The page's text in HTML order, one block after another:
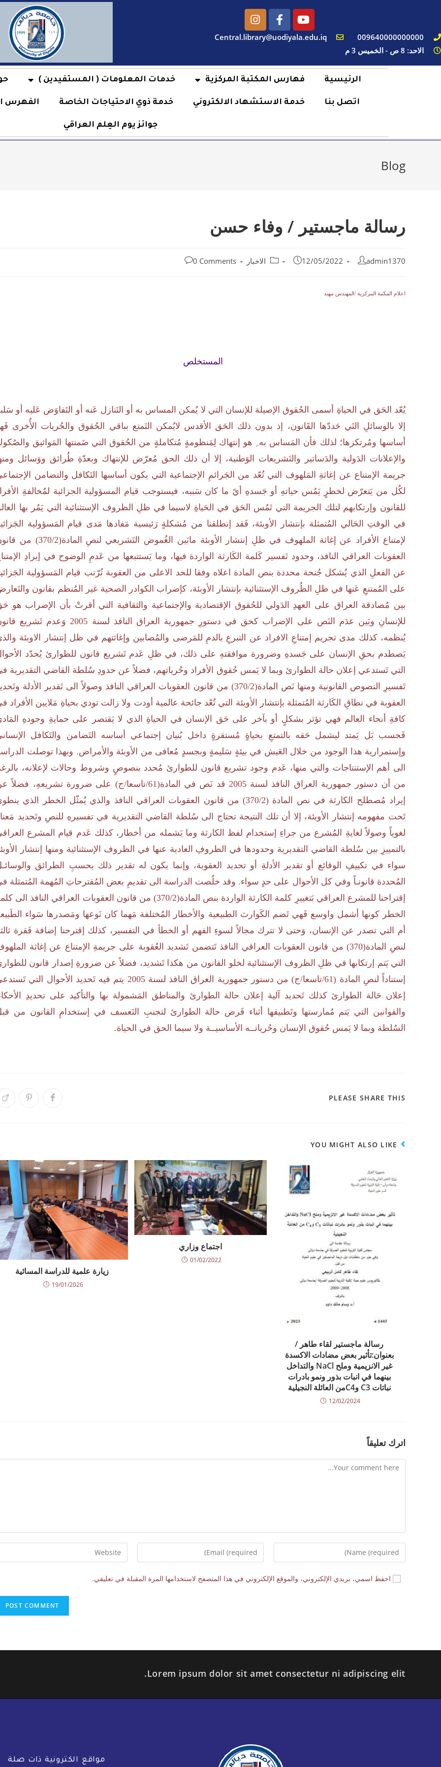
009640000000000
Central.library@uodiyala.edu.iq
الاحد: 8 ص - الخميس 3 م
الرئيسية فهارس المكتبة المركزية خدمات المعلومات ( المستفيدين )
اتصل بنا خدمة الاستشهاد الالكتروني خدمة ذوي الاحتياجات الخاصة الفهرس
جوائز يوم العِلم العراقي
Blog
رسالة ماجستير / وفاء حسن
admin1370
12/05/2022 الاخبار 0 Comments
اعلام المكتبة المركزية /المهندس مهند
المستخلص
يُعّد الحَق في الحياةِ أسمى الحُقوق الإصيلة للإنسان التي لا يُمكن المساس به أو التَنازل عَنه أو التَفاوَض عَليه أو
إلا بالوسائلِ التَي حَددّها القَانون، إذ بدون ذلك الحَق الأقدس لايُمكن التَمتع بباقي الحُقوق والحُريات الأُخرى
أساسها ومُرتكزها؛ لذلك فأن المَساس به ِ هو إنتهاك لِمَنظومةٍ مُتكاملةٍ من الحُقوق التي ضَمنتها المَواثيق
والإعلانات الدَولية والدَساتير والتَشريعات الوَطنية، إلا أن ذلك الحق مُعرّض للإنتهاك وبعدّةِ طُرائق ووَسائل
جريمة الإمتناع عن إغاثةِ المَلهوف التي تُعّد من الجَرائمِ الإجتماعية التي يكون أساسها التَكافل والتضامن
لكُل من يَتعرّض لخطرٍ يَمُس حياتهِ أو جَسدهِ أيً ما كان سَببه، فيستوجب قيام المسؤولية الجزائية لمُخالفةِ
للقانون وإرتكابهم لتلك الجريمة التي تَمُس الحَق في الحَياةِ لاسيما في ظلِ الظروف الإستثنائية التي يَمُر بها
في الوقتِ الحَالي المُتمثلة بإنتشار الأوبئة، فَقد إنطلقنا من مُشكلةٍ رَئيسية مَفادها مَدى قيام المَسؤولية
لإمتناع الأفراد عن إغاثة الملهوف في ظلِ إنتشار الأوبئة مابَين الغُموض التَشريعي لنصِ
العقوبات العراقي النافذ، وحدود تَفسير كَلمة الكَارثة الواردة فيها، وما يَستتبعها من عَدمِ الوضوح في إيرادِ
عن الفعلِ الذي يُشكل جُنحة محددة بنص المادة اعلاه وفقا للحد الاعلى من العقوبة تُرّتب قيام المَسؤولية
على المُمتنعِ عَنها في ظلِ الظُروف الإستثنائية بإنتشار الأوبئة، كإضراب الكوادر الصحية غير المُنظم بقانون
بين مُصادقة العراق على العهدِ الدَولي للحُقوق الإقتصادية والإجتماعية والثقافية التي أقرتْ بأن الإضراب هو
للإنسانِ وبَين عدَم النَص على الإضراب كحق في دستورِ جمهورية العراق النافذ لسنة 2005 وَعدم
يُنظمه، كذلك مدى تجريم إمتناعِ الافراد عن التبرعِ بالدمِ للمَرضى والمُصابين وإغاثتهم في ظل إنتشار الاوبئة
يَصطدم بحقِ الإنسان على جَسدهِ وضرورة موافقتهِ على ذلك، في ظلِ عَدم تَشريع قانون للطوارئ يُحدّد
التي تَستدعي إعلان حالة الطوارئ وبما لا يَمس حُقوق الأفراد وحُرياتهم، فضلاً عن حدودِ سُلطة القاضي التقديرية
تَفسيرِ النصوص القانونية ومنها نَص المادة(370/2) من قانون العقوبات العراقي النافذ وصولاً الى تَقدير الأدلة
العقوبة في نطاقِ الكَارثة المُتمثلة بإنتشار الأوبئة التي تُعّد جائحة عالمية أودت ولا زالت تودي بحياةِ مَلايين الأفراد
كافةِ أنحاء العالم فهي تؤثر بشكلٍ أو بآخر على حَق الإنسان في الحياةِ الذي لا يَقتصر على حمايةِ وجودهِ
فَحسب بَل يَمتد ليشمل حَقه بالتمتعِ بحياةٍ مُستقرةٍ داخل بُنيان إجتماعي أساسه التَضامن والتَكافل
وإستمرارية هذا الوجود من خلال العَيش في بيئةٍ سَليمةٍ وبجسدٍ مُعافى من الأوبئة والأمراض. وبهذا توصلت
الى أهم الإستنتاجات والتي منها، عَدم وجود تشريع قانون للطوارئ مُحدد بنصوصٍ وشروط وحالات لإعلانه،
من أن دستور جمهورية العراق النافذ لسنة 2005 قد نَص في المادة(61/تاسعا/ج) على ضرورة تشريعهِ،
إيراد مُصطلح الكارثة في نص المادة (370/2) من قانون العقوبات العراقي النافذ والذي يُمثّل الخطر الذي
تَحت مفهومه إنتشار الأوبئة، إلا أن تلك النتيجة تحتاج الى سُلطة القاضي التقديرية في تفسيرهِ للنصِ وتَحديد
لغوياً وصولاً لغايةِ المُشرع من جراءِ إستخدام لفظ الكارثة وما يَشمله من أخطار، كذلك عَدم قيام المشرع
بالتمييزِ بين سُلطة القاضي التقديرية وحدودها في الظروفِ العادية عنها في الظروف الإستثنائية ومنها إنتشار
سواء في تكييفِ الوقائع أو تقدير الأدلةِ أو تحديد العقوبة، وإنما يكون له تقدير ذلك بحسبِ الطرائق
المُحددة قانونـاً وفي كل الأحوال على حدٍ سواء. وقد خلُصت الدراسة الى تقديمِ بعض المُقترحاتِ المُهمة المُتمثلة
إقتراحنا للمشرع العراقي بَتغييرِ كلمة الكارثة الواردة بنص المادة(370/2) من قانون العقوبات العراقي النافذ الى
الخطر كونها أشمل واوسع فَهي تَضم الكَوارث الطبيعية والأخطار المُختلفة مَهما كان نَوعها ومَصدرها سَواء
أم التي تصدر عن الإنسان، وَحتى لا تترك مجالاً لسوءِ الفهم أو الخطأ في التفسير، كذلك إقترحنا إضافة فَقرة
لنصِ المادة(370) من قانون العقوبات العراقي النافذ تَتضمن تَشديد العُقوبة على جريمةِ الإمتناع عن إغاثة
التي يَتم إرتكابها في ظلِ الظروف الإستثنائية لخلو القانون من هكذا تَشديد، فضلاً عن ضرورةِ إصدار قانون
إستناداً لنصِ المادة (61/تاسعا/ج) من دستور جمهورية العراق النافذ لسنة 2005 يتم فيه تَحديد الأحوال التي
إعلان حَالة الطوارئ كذلك تَحديد آلية إعلان حالة الطوارئ والمناطق المَشمولة بها والتأكيد على تحديدِ
والقوانين التي يَتم مُمارستها وتَطبيقها أثناء فَرض حالة الطوارئ لتجنبِ التَعسف في إستخدامِ القانون من
السُلطة وبما لا يَمس حُقوق الإنسان وحُرياتــه الأساسيــة ولا سيما الحق في الحياة.
PLEASE SHARE THIS
YOU MIGHT ALSO LIKE
زيارة علمية للدراسة المسائية
19/01/2026
اجتماع وزاري
01/02/2022
رسالة ماجستير لقاء طاهر /
بعنوان:تأثير بعض مضادات الاكسدة
غير الانزيمية وملح NaCl والتداخل
بينهما في انبات بذور ونمو بادرات
نباتات C3 وC4من العائلة النجيلية
12/02/2024
اترك تعليقاً
احفظ اسمي، بريدي الإلكتروني، والموقع الإلكتروني في هذا المتصفح لاستخدامها المرة المقبلة في تعليقي.
Lorem ipsum dolor sit amet consectetur ni adipiscing elit.
مواقع الكترونية ذات صلة